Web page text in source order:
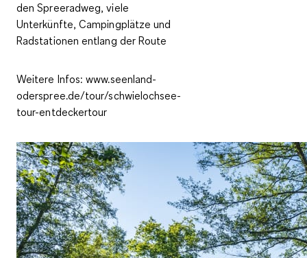
den Spreeradweg, viele
Unterkünfte, Campingplätze und
Radstationen entlang der Route
Weitere Infos: www.seenland-
oderspree.de/tour/schwielochsee-
tour-entdeckertour